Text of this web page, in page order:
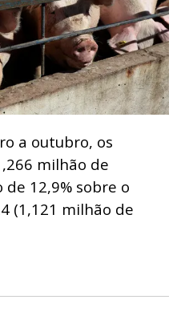
a outubro, os
milhão de
12,9% sobre o
(1,121 milhão de